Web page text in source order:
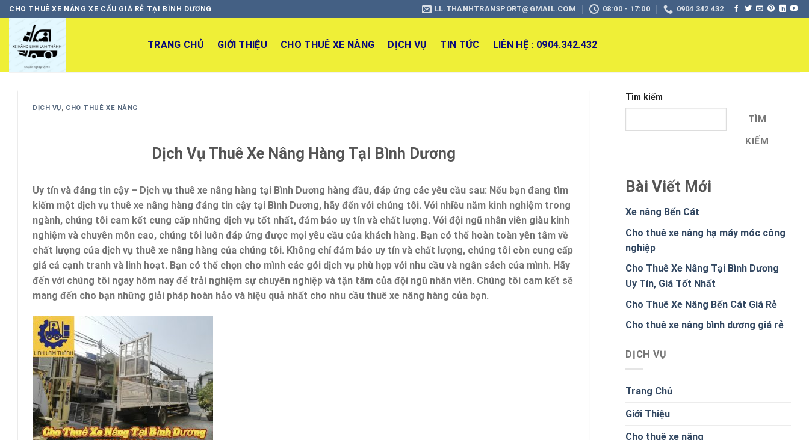
Skip
to
content
CHO THUÊ XE NÂNG XE CẨU GIÁ RẺ TẠI BÌNH DƯƠNG LL.THANHTRANSPORT@GMAIL.COM 08:00 - 17:00 0904 342 432
TRANG CHỦ GIỚI THIỆU CHO THUÊ XE NÂNG DỊCH VỤ TIN TỨC LIÊN HỆ : 0904.342.432
DỊCH VỤ, CHO THUÊ XE NÂNG
Dịch Vụ Thuê Xe Nâng Hàng Tại Bình Dương
Uy tín và đáng tin cậy – Dịch vụ thuê xe nâng hàng tại Bình Dương hàng đầu, đáp ứng các yêu cầu sau: Nếu bạn đang tìm
kiếm một dịch vụ thuê xe nâng hàng đáng tin cậy tại Bình Dương, hãy đến với chúng tôi. Với nhiều năm kinh nghiệm trong
ngành, chúng tôi cam kết cung cấp những dịch vụ tốt nhất, đảm bảo uy tín và chất lượng. Với đội ngũ nhân viên giàu kinh
nghiệm và chuyên môn cao, chúng tôi luôn đáp ứng được mọi yêu cầu của khách hàng. Bạn có thể hoàn toàn yên tâm về
chất lượng của dịch vụ thuê xe nâng hàng của chúng tôi. Không chỉ đảm bảo uy tín và chất lượng, chúng tôi còn cung cấp
giá cả cạnh tranh và linh hoạt. Bạn có thể chọn cho mình các gói dịch vụ phù hợp với nhu cầu và ngân sách của mình. Hãy
đến với chúng tôi ngay hôm nay để trải nghiệm sự chuyên nghiệp và tận tâm của đội ngũ nhân viên. Chúng tôi cam kết sẽ
mang đến cho bạn những giải pháp hoàn hảo và hiệu quả nhất cho nhu cầu thuê xe nâng hàng của bạn.
Tìm kiếm
TÌM
KIẾM
Bài Viết Mới
Xe nâng Bến Cát
Cho thuê xe nâng hạ máy móc công
nghiệp
Cho Thuê Xe Nâng Tại Bình Dương
Uy Tín, Giá Tốt Nhất
Cho Thuê Xe Nâng Bến Cát Giá Rẻ
Cho thuê xe nâng bình dương giá rẻ
DỊCH VỤ
Trang Chủ
Giới Thiệu
Cho thuê xe nâng